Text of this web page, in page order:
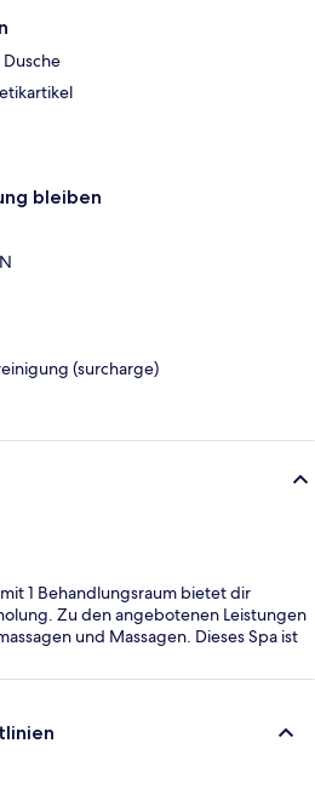
bleiben
(surcharge)
1 Behandlungsraum bietet dir
Zu den angebotenen Leistungen
und Massagen. Dieses Spa ist